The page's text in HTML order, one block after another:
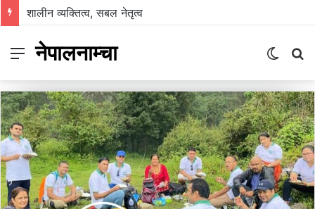
शालीन व्यक्तित्व, सबल नेतृत्व
Menu
नेपालनाम्चा
Switch